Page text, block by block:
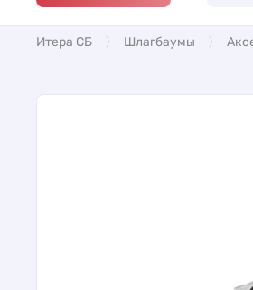
Итера СБ Шлагбаумы